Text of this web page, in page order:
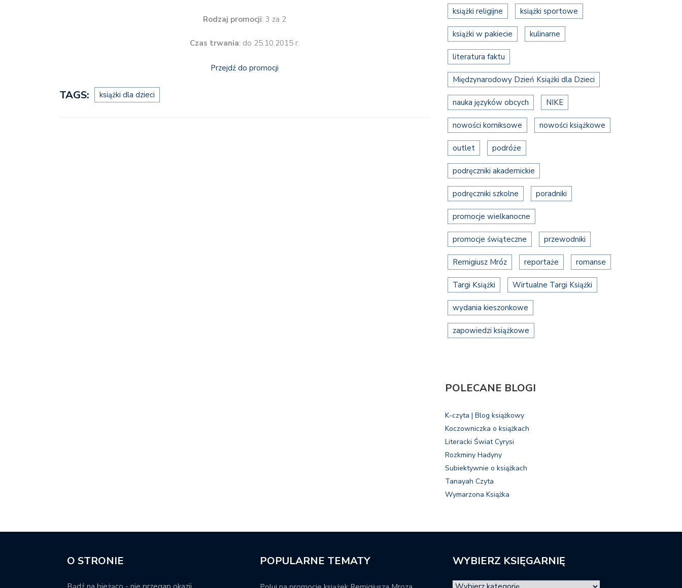
Rodzaj promocji: 3 za 2
Czas trwania: do 25.10.2015 r.
Przejdź do promocji
TAGS: książki dla dzieci
książki religijne książki sportowe
książki w pakiecie kulinarne
literatura faktu
Międzynarodowy Dzień Książki dla Dzieci
nauka języków obcych NIKE
nowości komiksowe nowości książkowe
outlet podróże
podręczniki akademickie
podręczniki szkolne poradniki
promocje wielkanocne
promocje świąteczne przewodniki
Remigiusz Mróz reportaże romanse
Targi Książki Wirtualne Targi Książki
wydania kieszonkowe
zapowiedzi książkowe
POLECANE BLOGI
K-czyta | Blog książkowy
Koczowniczka o książkach
Literacki Świat Cyrysi
Rozkminy Hadyny
Subiektywnie o książkach
Tanayah Czyta
Wymarzona Książka
O STRONIE POPULARNE TEMATY WYBIERZ KSIĘGARNIĘ